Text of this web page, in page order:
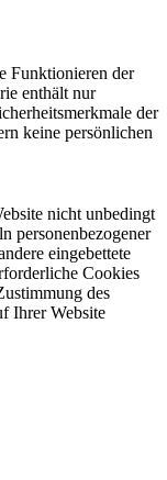
Funktionieren der
enthält nur
der
keine persönlichen
nicht unbedingt
personenbezogener
eingebettete
Cookies
des
Ihrer Website